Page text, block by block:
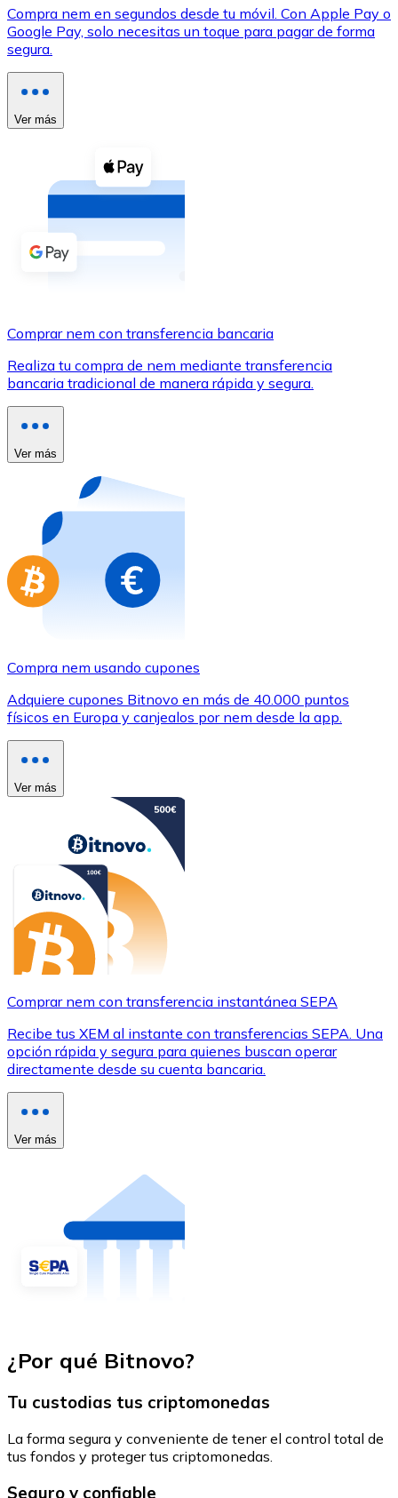
XRP
XRP
Ver todo
Compra criptomonedas con efectivo en tu tienda más
Comprar con efectivo
Transferencia SEPA
Utiliza tarjetas Visa y Mastercard para comprar
Comprar con tarjeta
Compra tarjetas regalo de tus marcas favoritas con
Ir a la tienda de tarjetas regalo
Compra nem en segundos desde tu móvil. Con Apple Pay o
Google Pay, solo necesitas un toque para pagar de forma
segura.
Ver más
Comprar nem con transferencia bancaria
Realiza tu compra de nem mediante transferencia
bancaria tradicional de manera rápida y segura.
Ver más
Compra nem usando cupones
Adquiere cupones Bitnovo en más de 40.000 puntos
físicos en Europa y canjealos por nem desde la app.
Ver más
Comprar nem con transferencia instantánea SEPA
Recibe tus XEM al instante con transferencias SEPA. Una
opción rápida y segura para quienes buscan operar
directamente desde su cuenta bancaria.
Ver más
¿Por qué Bitnovo?
Tu custodias tus criptomonedas
La forma segura y conveniente de tener el control total de
tus fondos y proteger tus criptomonedas.
Seguro y confiable